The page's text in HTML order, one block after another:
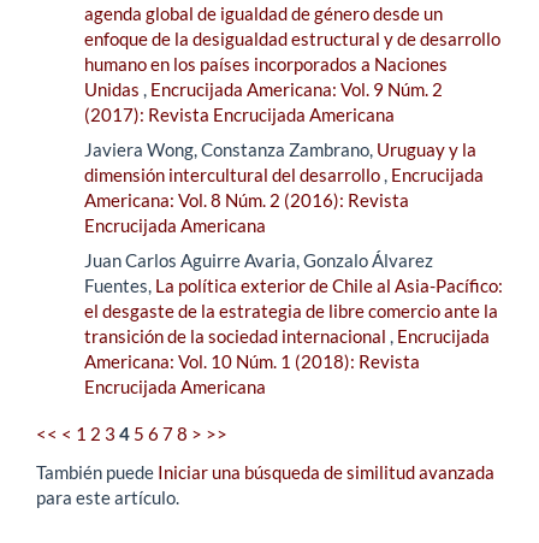
agenda global de igualdad de género desde un
enfoque de la desigualdad estructural y de desarrollo
humano en los países incorporados a Naciones
Unidas , Encrucijada Americana: Vol. 9 Núm. 2
(2017): Revista Encrucijada Americana
Javiera Wong, Constanza Zambrano, Uruguay y la
dimensión intercultural del desarrollo, Encrucijada
Americana: Vol. 8 Núm. 2 (2016): Revista
Encrucijada Americana
Juan Carlos Aguirre Avaria, Gonzalo Álvarez
Fuentes, La política exterior de Chile al Asia-Pacífico:
el desgaste de la estrategia de libre comercio ante la
transición de la sociedad internacional , Encrucijada
Americana: Vol. 10 Núm. 1 (2018): Revista
Encrucijada Americana
<< < 1 2 3 4 5 6 78 > >>
También puede Iniciar una búsqueda de similitud avanzada
para este artículo.